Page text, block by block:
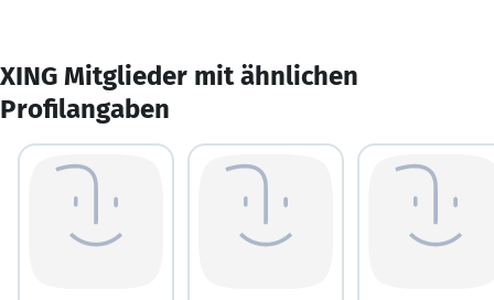
XING Mitglieder mit ähnlichen
Profilangaben